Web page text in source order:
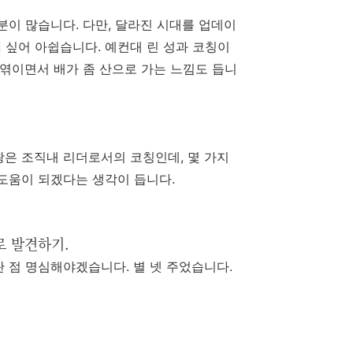
이 많습니다. 다만, 달라진 시대를 업데이
싶어 아쉽습니다. 예컨대 린 성과 코칭이
엮이면서 배가 좀 산으로 가는 느낌도 듭니
은 조직내 리더로서의 코칭인데, 몇 가지
움이 되겠다는 생각이 듭니다.
발견하기.
점 명심해야겠습니다. 별 넷 주었습니다.